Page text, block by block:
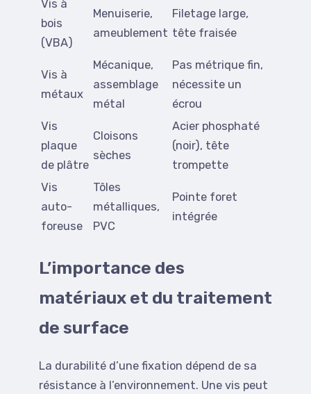
Vis à
bois
(VBA)
Menuiserie,
ameublement
Filetage large,
tête fraisée
Vis à
métaux
Mécanique,
assemblage
métal
Pas métrique fin,
nécessite un
écrou
Vis
plaque
de plâtre
Cloisons
sèches
Acier phosphaté
(noir), tête
trompette
Vis
auto-
foreuse
Tôles
métalliques,
PVC
Pointe foret
intégrée
L’importance des
matériaux et du traitement
de surface
La durabilité d’une fixation dépend de sa
résistance à l’environnement. Une vis peut